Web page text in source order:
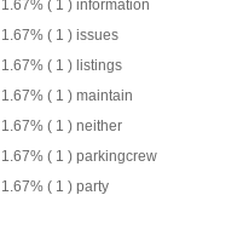
1.67% ( 1 ) information
1.67% ( 1 ) issues
1.67% ( 1 ) listings
1.67% ( 1 ) maintain
1.67% ( 1 ) neither
1.67% ( 1 ) parkingcrew
1.67% ( 1 ) party